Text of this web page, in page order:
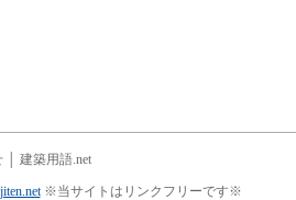
建築用語.net
※当サイトはリンクフリーです※